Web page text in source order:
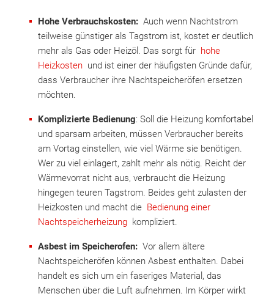
Hohe Verbrauchskosten: Auch wenn Nachtstrom
teilweise günstiger als Tagstrom ist, kostet er deutlich
mehr als Gas oder Heizöl. Das sorgt für hohe
Heizkosten und ist einer der häufigsten Gründe dafür,
dass Verbraucher ihre Nachtspeicheröfen ersetzen
möchten.
Komplizierte Bedienung: Soll die Heizung komfortabel
und sparsam arbeiten, müssen Verbraucher bereits
am Vortag einstellen, wie viel Wärme sie benötigen.
Wer zu viel einlagert, zahlt mehr als nötig. Reicht der
Wärmevorrat nicht aus, verbraucht die Heizung
hingegen teuren Tagstrom. Beides geht zulasten der
Heizkosten und macht die Bedienung einer
Nachtspeicherheizung kompliziert.
Asbest im Speicherofen: Vor allem ältere
Nachtspeicheröfen können Asbest enthalten. Dabei
handelt es sich um ein faseriges Material, das
Menschen über die Luft aufnehmen. Im Körper wirkt